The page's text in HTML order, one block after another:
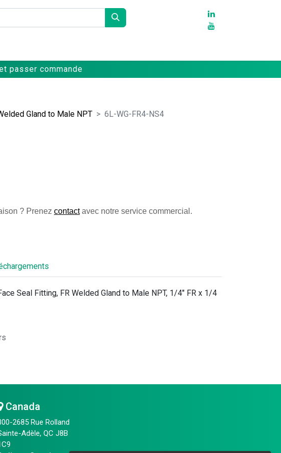
passer commande
Gland to Male NPT 6L-WG-FR4-NS4
? Prenez contact avec notre service commercial.
Seal Fitting, FR Welded Gland to Male NPT, 1/4" FR x 1/4
Canada
2685 Rue Rolland
Adèle, QC J8B